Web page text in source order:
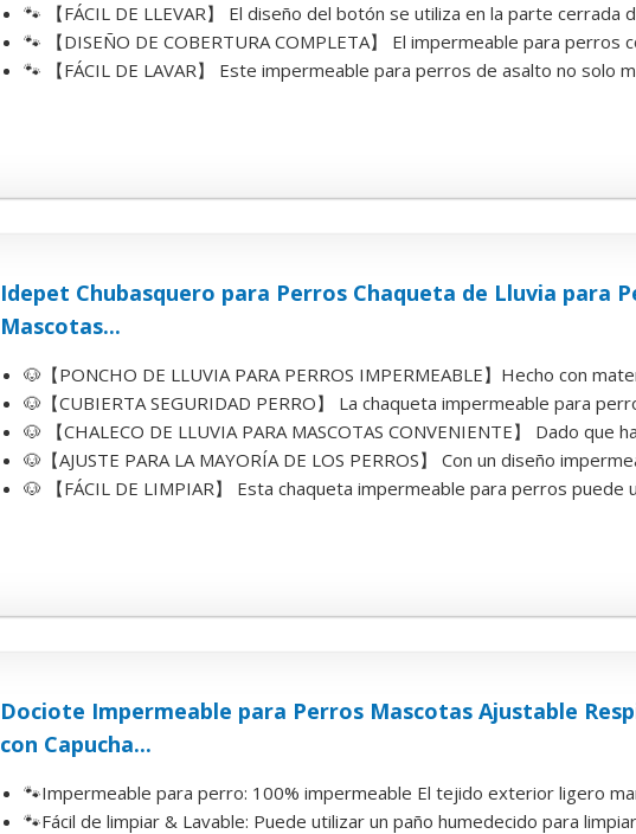
🐾 【FÁCIL DE LLEVAR】 El diseño del botón se utiliza en la parte cerrada
🐾 【DISEÑO DE COBERTURA COMPLETA】 El impermeable para perros
🐾 【FÁCIL DE LAVAR】 Este impermeable para perros de asalto no solo
Idepet Chubasquero para Perros Chaqueta de Lluvia para
Mascotas...
🐶【PONCHO DE LLUVIA PARA PERROS IMPERMEABLE】Hecho con
🐶【CUBIERTA SEGURIDAD PERRO】 La chaqueta impermeable para
🐶 【CHALECO DE LLUVIA PARA MASCOTAS CONVENIENTE】 Dado
🐶【AJUSTE PARA LA MAYORÍA DE LOS PERROS】 Con un diseño
🐶 【FÁCIL DE LIMPIAR】 Esta chaqueta impermeable para perros puede
Dociote Impermeable para Perros Mascotas Ajustable
con Capucha...
🐾Impermeable para perro: 100% impermeable El tejido exterior ligero
🐾Fácil de limpiar & Lavable: Puede utilizar un paño humedecido para